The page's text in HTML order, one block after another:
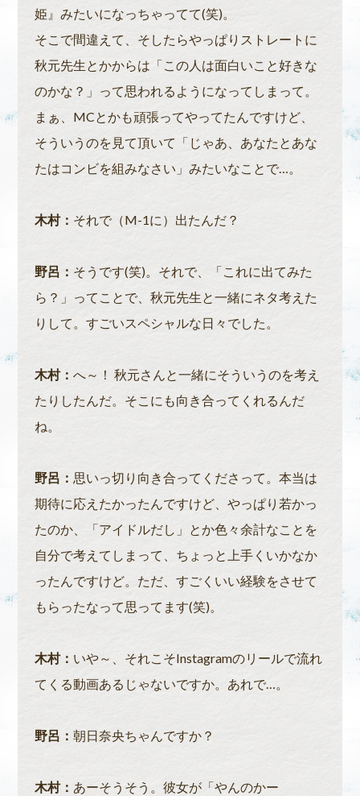
姫』みたいになっちゃってて(笑)。
そこで間違えて、そしたらやっぱりストレートに
秋元先生とかからは「この人は面白いこと好きな
のかな？」って思われるようになってしまって。
まぁ、MCとかも頑張ってやってたんですけど、
そういうのを見て頂いて「じゃあ、あなたとあな
たはコンビを組みなさい」みたいなことで…。
木村： それで（M-1に）出たんだ？
野呂： そうです(笑)。それで、「これに出てみた
ら？」ってことで、秋元先生と一緒にネタ考えた
りして。すごいスペシャルな日々でした。
木村： へ～！ 秋元さんと一緒にそういうのを考え
たりしたんだ。そこにも向き合ってくれるんだ
ね。
野呂： 思いっ切り向き合ってくださって。本当は
期待に応えたかったんですけど、やっぱり若かっ
たのか、「アイドルだし」とか色々余計なことを
自分で考えてしまって、ちょっと上手くいかなか
ったんですけど。ただ、すごくいい経験をさせて
もらったなって思ってます(笑)。
木村： いや～、それこそInstagramのリールで流れ
てくる動画あるじゃないですか。あれで…。
野呂： 朝日奈央ちゃんですか？
木村： あーそうそう。彼女が「やんのかー